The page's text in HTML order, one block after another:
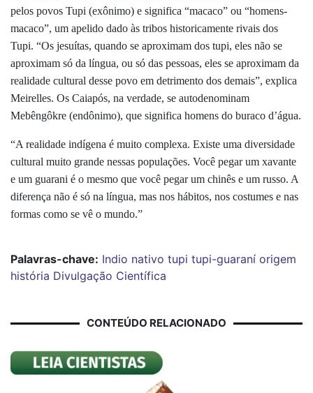
pelos povos Tupi (exônimo) e significa “macaco” ou “homens-
macaco”, um apelido dado às tribos historicamente rivais dos
Tupi. “Os jesuítas, quando se aproximam dos tupi, eles não se
aproximam só da língua, ou só das pessoas, eles se aproximam da
realidade cultural desse povo em detrimento dos demais”, explica
Meirelles. Os Caiapós, na verdade, se autodenominam
Mebêngôkre (endônimo), que significa homens do buraco d’água.
“A realidade indígena é muito complexa. Existe uma diversidade
cultural muito grande nessas populações. Você pegar um xavante
e um guarani é o mesmo que você pegar um chinês e um russo. A
diferença não é só na língua, mas nos hábitos, nos costumes e nas
formas como se vê o mundo.”
Palavras-chave: Indio nativo tupi tupi-guaraní origem
história Divulgação Científica
CONTEÚDO RELACIONADO